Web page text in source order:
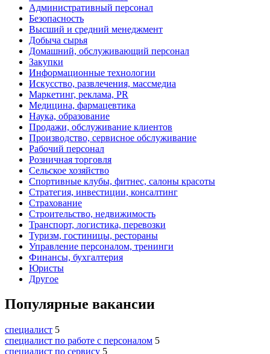
Административный персонал
Безопасность
Высший и средний менеджмент
Добыча сырья
Домашний, обслуживающий персонал
Закупки
Информационные технологии
Искусство, развлечения, массмедиа
Маркетинг, реклама, PR
Медицина, фармацевтика
Наука, образование
Продажи, обслуживание клиентов
Производство, сервисное обслуживание
Рабочий персонал
Розничная торговля
Сельское хозяйство
Спортивные клубы, фитнес, салоны красоты
Стратегия, инвестиции, консалтинг
Страхование
Строительство, недвижимость
Транспорт, логистика, перевозки
Туризм, гостиницы, рестораны
Управление персоналом, тренинги
Финансы, бухгалтерия
Юристы
Другое
Популярные вакансии
специалист 5
специалист по работе с персоналом 5
специалист по сервису 5